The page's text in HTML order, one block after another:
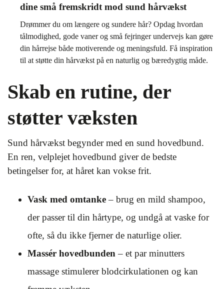
dine små fremskridt mod sund hårvækst
Drømmer du om længere og sundere hår? Opdag hvordan
tålmodighed, gode vaner og små fejringer undervejs kan gøre
din hårrejse både motiverende og meningsfuld. Få inspiration
til at støtte din hårvækst på en naturlig og bæredygtig måde.
Skab en rutine, der
støtter væksten
Sund hårvækst begynder med en sund hovedbund.
En ren, velplejet hovedbund giver de bedste
betingelser for, at håret kan vokse frit.
Vask med omtanke– brug en mild shampoo,
der passer til din hårtype, og undgå at vaske for
ofte, så du ikke fjerner de naturlige olier.
Massér hovedbunden – et par minutters
massage stimulerer blodcirkulationen og kan